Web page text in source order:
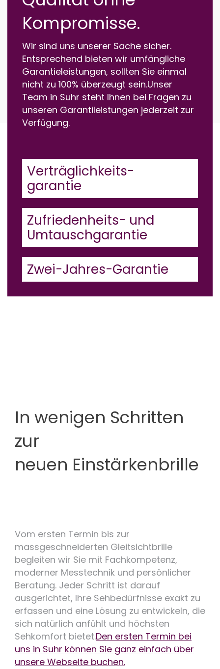
Kompromisse.
Wir sind uns unserer Sache sicher.
Entsprechend bieten wir umfängliche
Garantieleistungen, sollten Sie einmal
nicht zu 100% überzeugt sein.Unser
Team in Suhr steht Ihnen bei Fragen zu
unseren Garantileistungen jederzeit zur
Verfügung.
Verträglichkeits-
garantie
Zufriedenheits- und
Umtauschgarantie
Zwei-Jahres-Garantie
In wenigen Schritten
zur
neuen Einstärkenbrille
Vom ersten Termin bis zur
massgeschneiderten Gleitsichtbrille
begleiten wir Sie mit Fachkompetenz,
moderner Messtechnik und persönlicher
Beratung. Jeder Schritt ist darauf
ausgerichtet, Ihre Sehbedürfnisse exakt zu
erfassen und eine Lösung zu entwickeln, die
sich natürlich anfühlt und höchsten
Sehkomfort bietet.Den ersten Termin bei
uns in Suhr können Sie ganz einfach über
unsere Webseite buchen.